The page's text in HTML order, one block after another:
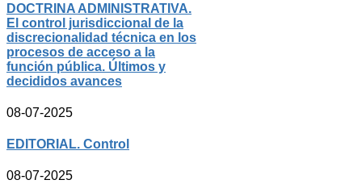
DOCTRINA ADMINISTRATIVA.
El control jurisdiccional de la
discrecionalidad técnica en los
procesos de acceso a la
función pública. Últimos y
decididos avances
08-07-2025
EDITORIAL. Control
08-07-2025